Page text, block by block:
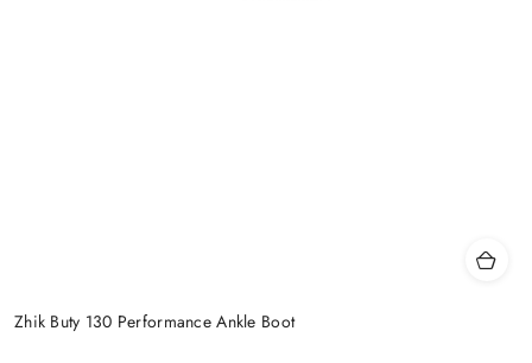
Zhik Buty 130 Performance Ankle Boot